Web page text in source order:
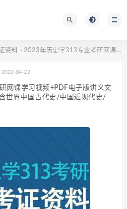
资料 > 2023年历史学313专业考研网课学习视频+PDF电子版讲义文档百度网盘资源合集，包含世界中国古代史/中国近现代史/古代中世纪史……等
2022-04-22
网课学习视频+PDF电子版讲义文
世界中国古代史/中国近现代史/